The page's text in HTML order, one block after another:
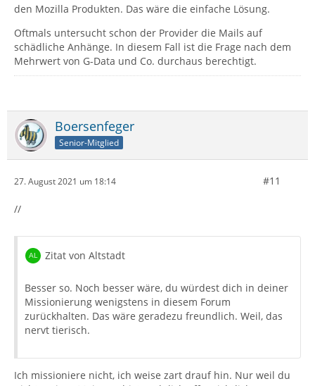
den Mozilla Produkten. Das wäre die einfache Lösung.
Oftmals untersucht schon der Provider die Mails auf
schädliche Anhänge. In diesem Fall ist die Frage nach dem
Mehrwert von G-Data und Co. durchaus berechtigt.
Boersenfeger
Senior-Mitglied
27. August 2021 um 18:14 #11
//
Zitat von Altstadt
Besser so. Noch besser wäre, du würdest dich in deiner
Missionierung wenigstens in diesem Forum
zurückhalten. Das wäre geradezu freundlich. Weil, das
nervt tierisch.
Ich missioniere nicht, ich weise zart drauf hin. Nur weil du